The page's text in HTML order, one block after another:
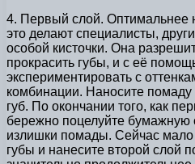
4. Первый слой. Оптимальнее
это делают специалисты,
особой кисточки. Она
прокрасить губы, и с её
экспериментировать с
комбинации. Наносите
губ. По окончании того, как
бережно поцелуйте бумажную
излишки помады. Сейчас
губы и нанесите второй слой